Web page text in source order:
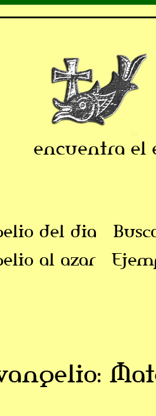
encuentra el
del dia
al azar